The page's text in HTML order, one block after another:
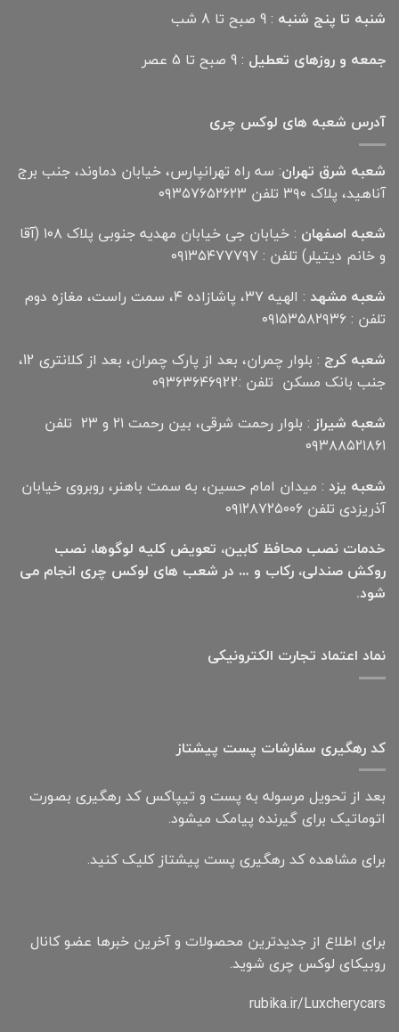
شنبه تا پنج شنبه : 9 صبح تا 8 شب
جمعه و روزهای تعطیل : 9 صبح تا 5 عصر
آدرس شعبه های لوکس چری
شعبه شرق تهران: سه راه تهرانپارس، خیابان دماوند، جنب برج
آناهید، پلاک ۳۹۰ تلفن ۰۹۳۵۷۶۵۲۶۲۳
شعبه اصفهان
: خیابان جی خیابان مهدیه جنوبی پلاک ۱۰۸ (آقا
و خانم دیتیلر) تلفن : ۰۹۱۳۵۴۷۷۷۹۷
شعبه مشهد
: الهیه ۳۷، پاشازاده ۴، سمت راست، مغازه دوم
تلفن : ۰۹۱۵۳۵۸۲۹۳۶
شعبه کرج
: بلوار چمران، بعد از پارک چمران، بعد از کلانتری 12،
جنب بانک مسکن تلفن :۰۹۳۶۳۶۴۶۹22
شعبه شیراز
: بلوار رحمت شرقی، بین رحمت ۲۱ و ۲۳ تلفن
۰۹۳۸۸۵۲۱۸۶۱
شعبه یزد : میدان امام حسین، به سمت باهنر، روبروی خیابان
آذریزدی تلفن ۰۹۱۲۸۷۲۵۰۰۶
خدمات نصب محافظ کابین، تعویض کلیه لوگوها، نصب
روکش صندلی، رکاب و … در شعب های لوکس چری انجام می
شود.
نماد اعتماد تجارت الكترونیكی
کد رهگیری سفارشات پست پیشتاز
بعد از تحویل مرسوله به پست و تیپاکس کد رهگیری بصورت
اتوماتیک برای گیرنده پیامک میشود.
برای مشاهده کد رهگیری پست پیشتاز کلیک کنید.
برای اطلاع از جدیدترین محصولات و آخرین خبرها عضو کانال
روبیکای لوکس چری شوید.
rubika.ir/Luxcherycars